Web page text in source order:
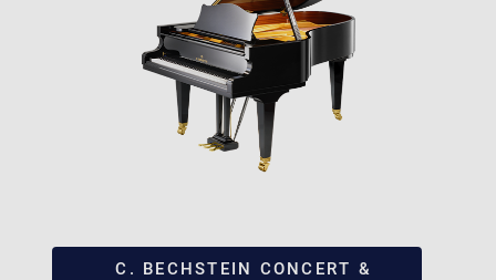
C. BECHSTEIN CONCERT &